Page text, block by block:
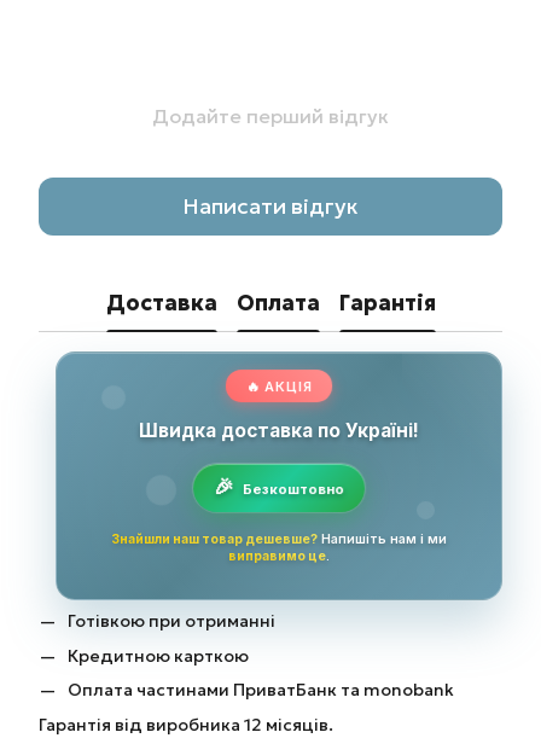
Додайте перший відгук
Написати відгук
Доставка Оплата Гарантія
🔥 АКЦІЯ
Швидка доставка по Україні!
Безкоштовно
Знайшли наш товар дешевше? Напишіть нам і ми
виправимо це.
Готівкою при отриманні
Кредитною карткою
Оплата частинами ПриватБанк та monobank
Гарантія від виробника 12 місяців.